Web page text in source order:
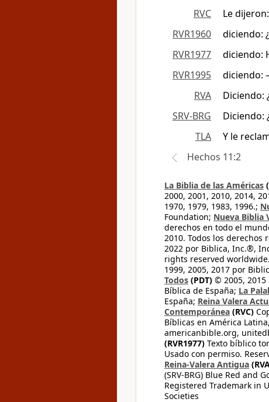
RVC
Le
RVR1960
diciendo:
RVR1977
diciendo:
RVR1995
diciendo:
RVA
Diciendo:
SRV-BRG
Diciendo:
TLA
Y le
Hechos 11:2
La Biblia de las Américas
2000, 2001, 2010, 2014,
1970, 1979, 1983, 1996.;
Foundation; Nueva Biblia
derechos en todo el
2010. Todos los derechos
2022 por Biblica, Inc.®,
rights reserved
1999, 2005, 2017 por
Todos (PDT) © 2005,
Bíblica de España; La
España; Reina Valera
Contemporánea (RVC)
Bíblicas en América
americanbible.org,
(RVR1977) Texto bíblico
Usado con permiso.
Reina-Valera Antigua
(SRV-BRG) Blue Red and
Registered Trademark in
Societies